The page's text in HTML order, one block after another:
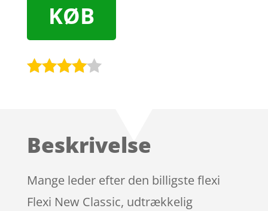
KØB
på
ømmels
er
Beskrivelse
Mange leder efter den billigste flexi
Flexi New Classic, udtrækkelig